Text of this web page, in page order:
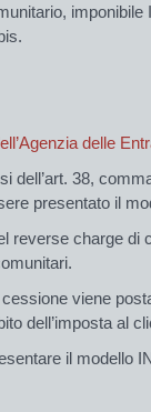
delle
dell’art. 38,
presentato il
charge
viene
dell’imposta al
il